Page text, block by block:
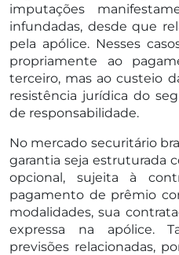
imputações
infundadas, desde que
pela apólice. Nesses
propriamente ao
terceiro, mas ao custeio
resistência jurídica do
de responsabilidade.
No mercado securitário
garantia seja estruturada
opcional, sujeita à
pagamento de prêmio
modalidades, sua
expressa na apólice.
previsões relacionadas,